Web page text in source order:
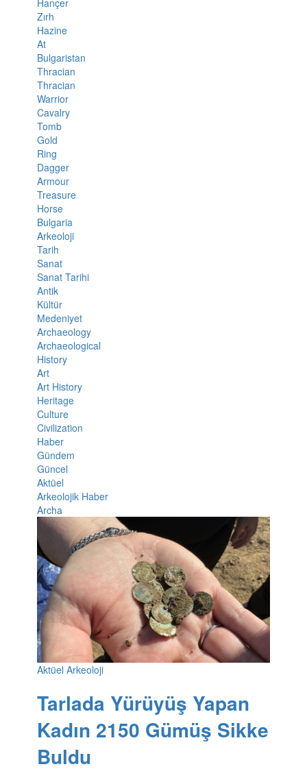
Zırh
Hazine
At
Bulgaristan
Thracian
Thracian
Warrior
Cavalry
Tomb
Gold
Ring
Dagger
Armour
Treasure
Horse
Bulgaria
Arkeoloji
Tarih
Sanat
Sanat Tarihi
Antik
Kültür
Medeniyet
Archaeology
Archaeological
History
Art
Art History
Heritage
Culture
Civilization
Haber
Gündem
Güncel
Aktüel
Arkeolojik Haber
Archa
Aktüel Arkeoloji
Tarlada Yürüyüş Yapan
Kadın 2150 Gümüş Sikke
Buldu